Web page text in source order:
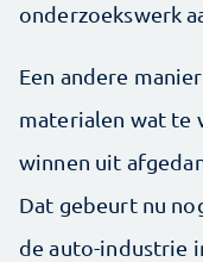
onderzoekswerk
Een andere
materialen wat te
winnen uit
Dat gebeurt nu
de auto-industrie